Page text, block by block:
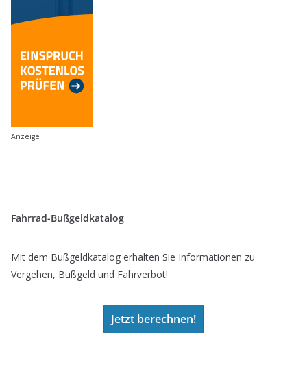
Anzeige
Fahrrad-Bußgeldkatalog
Mit dem Bußgeldkatalog erhalten Sie Informationen zu
Vergehen, Bußgeld und Fahrverbot!
Jetzt berechnen!